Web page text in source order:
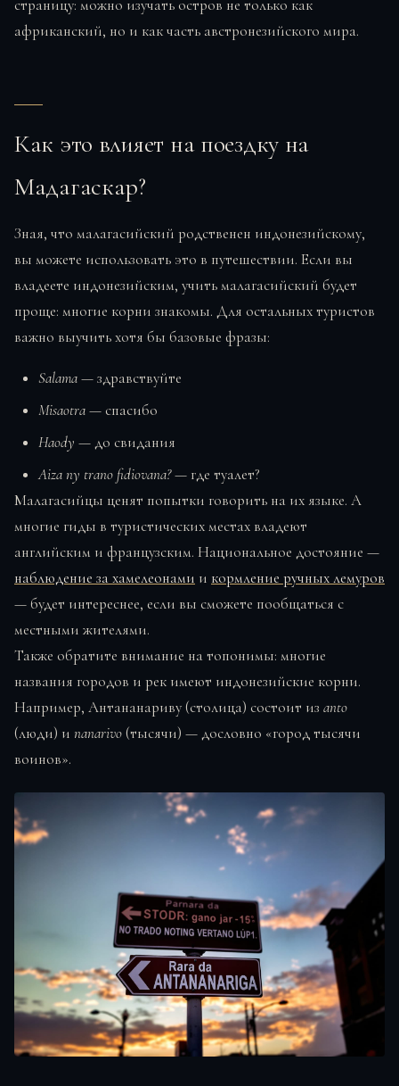
страницу: можно изучать остров не только как
африканский, но и как часть австронезийского мира.
Как это влияет на поездку на
Мадагаскар?
Зная, что малагасийский родственен индонезийскому,
вы можете использовать это в путешествии. Если вы
владеете индонезийским, учить малагасийский будет
проще: многие корни знакомы. Для остальных туристов
важно выучить хотя бы базовые фразы:
Salama— здравствуйте
Misaotra— спасибо
Haody — до свидания
Aiza ny trano fidiovana?— где туалет?
Малагасийцы ценят попытки говорить на их языке. А
многие гиды в туристических местах владеют
английским и французским. Национальное достояние —
наблюдение за хамелеонами и кормление ручных лемуров
— будет интереснее, если вы сможете пообщаться с
местными жителями.
Также обратите внимание на топонимы: многие
названия городов и рек имеют индонезийские корни.
Например, Антананариву (столица) состоит из anto
(люди) и nanarivo(тысячи) — дословно «город тысячи
воинов».